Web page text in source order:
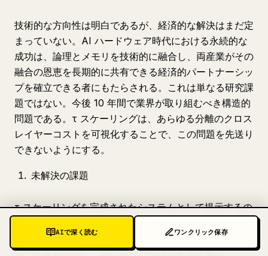
技術的な方向性は明白であるが、経済的な解決はまだ定
まっていない。AI ハードウェア時代における永続的な
成功は、論理とメモリを技術的に融合し、両産業がその
融合の恩恵を長期的に共有できる経済的パートナーシッ
プを確立できる者にもたらされる。これは単なる研究課
題ではない。今後 10 年間で業界が取り組むべき構造的
問題である。τ スケーリングは、あらゆる分離のクロス
レイヤーコストを可視化することで、この問題を先送り
できないようにする。
未解決の課題
τ スケーリングを完成されたシステムとして提示するの
決のままであり、ここでそれらを特定することは、進行
中の作業を強調し、協力を呼びかけるためである。
AIで深く読む ワンクリック保存